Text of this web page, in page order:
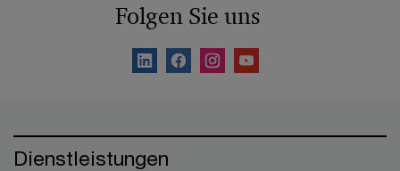
Folgen Sie uns
Dienstleistungen